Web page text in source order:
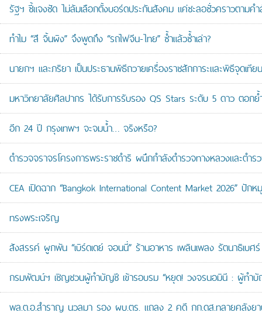
รัฐฯ ชี้แจงชัด ไม่ล้มเลือกตั้งบอร์ดประกันสังคม แค่ชะลอชั่วคราวตามค
ทำไม “สี จิ้นผิง” จึงพูดถึง “รถไฟจีน-ไทย” ซ้ำแล้วซ้ำเล่า?
นายกฯ และภริยา เป็นประธานพิธีถวายเครื่องราชสักการะและพิธีจุดเ
มหาวิทยาลัยศิลปากร ได้รับการรับรอง QS Stars ระดับ 5 ดาว ตอก
อีก 24 ปี กรุงเทพฯ จะจมน้ำ… จริงหรือ?
ตำรวจจราจรโครงการพระราชดำริ ผนึกกำลังตำรวจทางหลวงและตำ
CEA เปิดฉาก “Bangkok International Content Market 2026” ปั
ทรงพระเจริญ
สังสรรค์ ผูกพัน “เบิร์ดเดย์ จอนนี่” ร้านอาหาร เพลินเพลง รัตนาธิเบศ
กรมพัฒน์ฯ เชิญชวนผู้ทำบัญชี เข้ารอบรม “หยุด! วงจรนอมินี : ผู้ทำ
พล.ต.อ.สำราญ นวลมา รอง ผบ.ตร. แถลง 2 คดี กก.ดส.ทลายคลังย